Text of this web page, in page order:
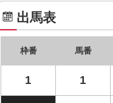
出馬表
枠番 馬番
1 1